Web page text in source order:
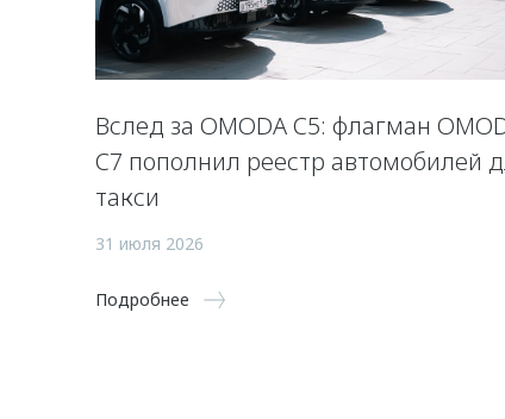
Вслед за OMODA C5: флагман
C7 пополнил реестр автомобилей
такси
31 июля 2026
Подробнее